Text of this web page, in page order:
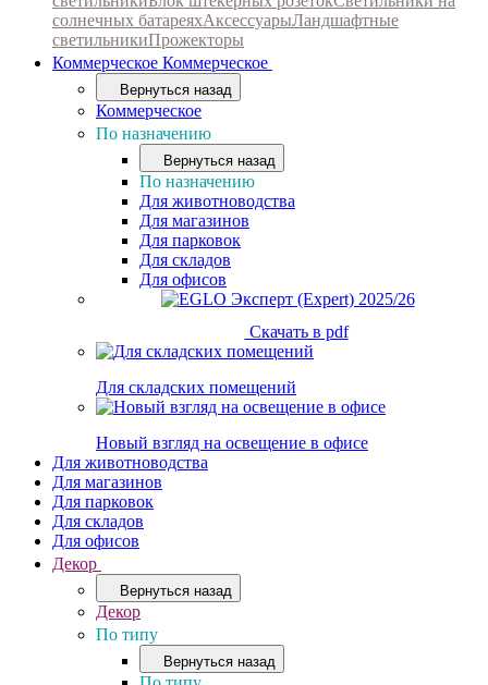
солнечных батареяхАксессуарыЛандшафтные
светильникиПрожекторы
Коммерческое Коммерческое
Вернуться назад
Коммерческое
По назначению
Вернуться назад
По назначению
Для животноводства
Для магазинов
Для парковок
Для складов
Для офисов
Скачать в pdf
Для складских помещений
Новый взгляд на освещение в офисе
Для животноводства
Для магазинов
Для парковок
Для складов
Для офисов
Декор
Вернуться назад
Декор
По типу
Вернуться назад